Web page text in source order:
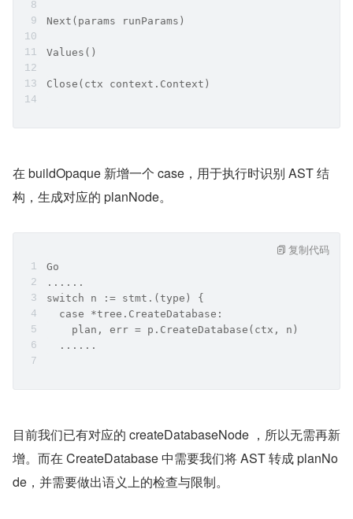
Next(params runParams)
Values()
Close(ctx context.Context)
在 buildOpaque 新增一个 case，用于执行时识别 AST 结
构，生成对应的 planNode。
Go
......
switch n := stmt.(type) {
  case *tree.CreateDatabase:
    plan, err = p.CreateDatabase(ctx, n)
  ......
复制代码
目前我们已有对应的 createDatabaseNode ，所以无需再新
增。而在 CreateDatabase 中需要我们将 AST 转成 planNo
de，并需要做出语义上的检查与限制。